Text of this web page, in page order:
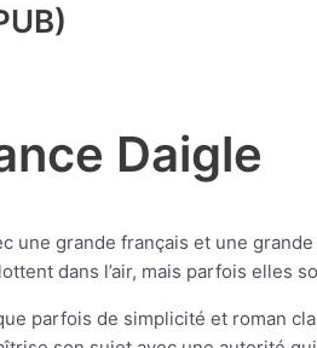
Daigle
une grande français et une
dans l’air, mais parfois elles
parfois de simplicité et roman